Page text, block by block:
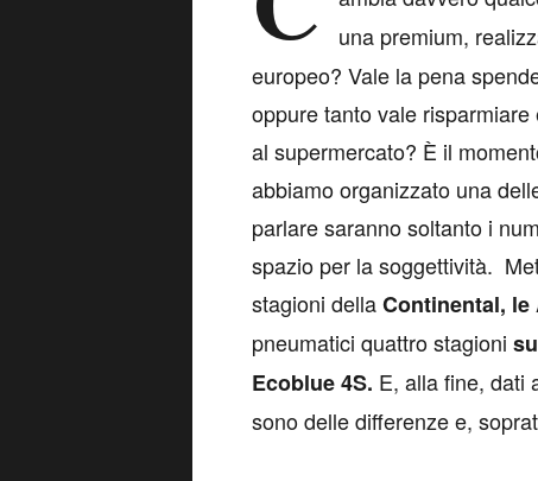
una premium,
europeo? Vale la pena
oppure tanto vale
al supermercato? È il
abbiamo organizzato una
parlare saranno soltanto i
spazio per la soggettività.
stagioni dellaContinental, le
pneumatici quattro stagioni
Ecoblue 4S. E, alla fine, dati
sono delle differenze e,